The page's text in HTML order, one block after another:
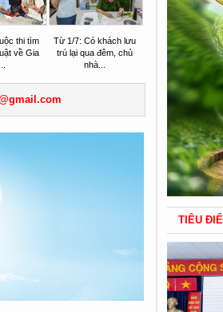
thi tìm
về Gia
Từ 1/7: Có khách lưu
trú lại qua đêm, chủ
nhà...
TIÊU